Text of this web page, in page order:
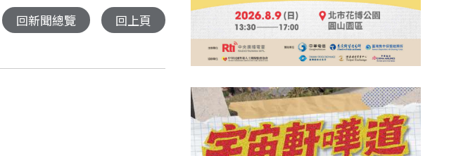
回新聞總覽 回上頁